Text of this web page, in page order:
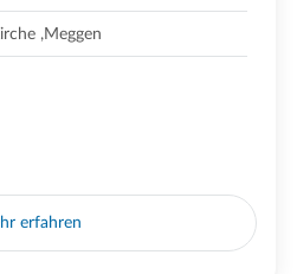
,Meggen
erfahren